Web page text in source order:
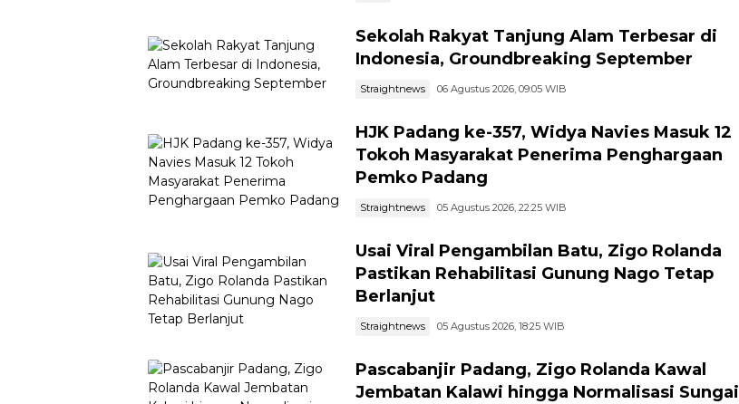
Sekolah Rakyat Tanjung Alam Terbesar di
Indonesia, Groundbreaking September
Straightnews 06 Agustus 2026, 09:05 WIB
HJK Padang ke-357, Widya Navies Masuk 12
Tokoh Masyarakat Penerima Penghargaan
Pemko Padang
Straightnews 05 Agustus 2026, 22:25 WIB
Usai Viral Pengambilan Batu, Zigo Rolanda
Pastikan Rehabilitasi Gunung Nago Tetap
Berlanjut
Straightnews 05 Agustus 2026, 18:25 WIB
Pascabanjir Padang, Zigo Rolanda Kawal
Jembatan Kalawi hingga Normalisasi Sungai